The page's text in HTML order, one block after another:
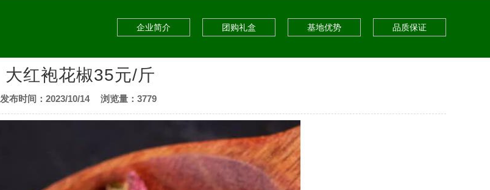
企业简介 团购礼盒 基地优势 品质保证
大红袍花椒35元/斤
发布时间：2023/10/14 浏览量：3779